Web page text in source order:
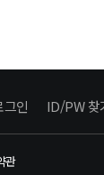
관
그인 ID/PW 찾